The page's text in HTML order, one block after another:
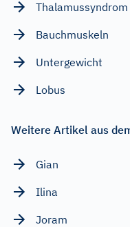
Thalamussyndrom
Bauchmuskeln
Untergewicht
Lobus
Weitere Artikel aus
Gian
Ilina
Joram